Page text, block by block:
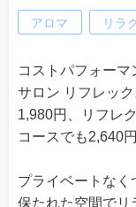
アロマ リラ
コストパフォー
サロン リフレッ
1,980円、リフレ
コースでも2,640
プライベートなく
保たれた空間でリ